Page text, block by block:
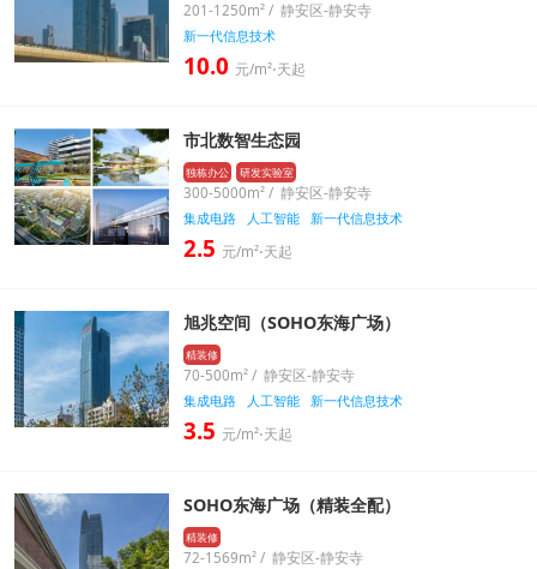
201-1250m² / 静安区-静安寺
新一代信息技术
10.0 元/m²⋅天起
市北数智生态园
独栋办公 研发实验室
300-5000m² / 静安区-静安寺
集成电路
人工智能 新一代信息技术
2.5 元/m²⋅天起
旭兆空间（SOHO东海广场）
精装修
70-500m² / 静安区-静安寺
集成电路
人工智能 新一代信息技术
3.5 元/m²⋅天起
SOHO东海广场（精装全配）
精装修
72-1569m² / 静安区-静安寺